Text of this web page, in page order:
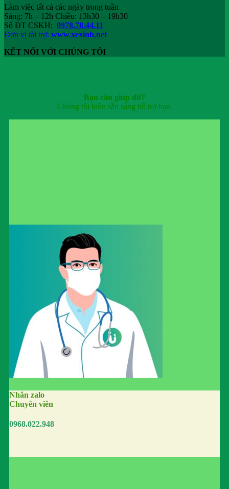
Làm việc tất cả các ngày trong tuần
Sáng: 7h – 12h Chiều: 13h30 – 19h30
Số ĐT CSKH: 0978.78.44.11
Đơn vị tài trợ: www.xexinh.net
KẾT NỐI VỚI CHÚNG TÔI
Bạn cần giúp đỡ?
Chúng tôi luôn sẵn sàng hỗ trợ bạn.
Nhắn zalo
Chuyên viên
0968.022.948